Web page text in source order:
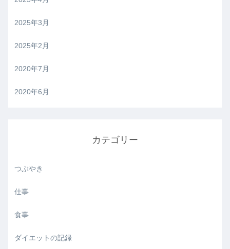
2025年3月
2025年2月
2020年7月
2020年6月
カテゴリー
つぶやき
仕事
食事
ダイエットの記録